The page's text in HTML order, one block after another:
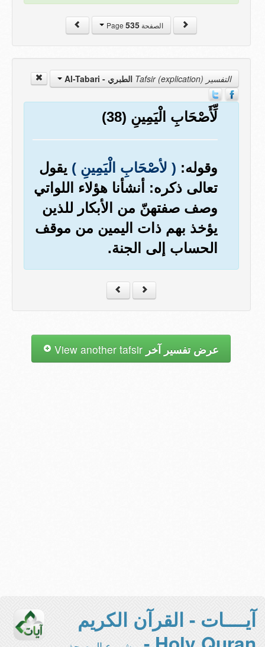
الصفحة Page535
التفسير Tafsir (explication) الطبري - Al-Tabari
لِّأَصْحَابِ الْيَمِينِ (38)
وقوله: ( لأصْحَابِ الْيَمِينِ ) يقول
تعالى ذكره: أنشأنا هؤلاء اللواتي
وصف صفتهنّ من الأبكار للذين
يؤخذ بهم ذات اليمين من موقف
الحساب إلى الجنة.
عرض تفسير آخر
آيــــات - القرآن الكريم